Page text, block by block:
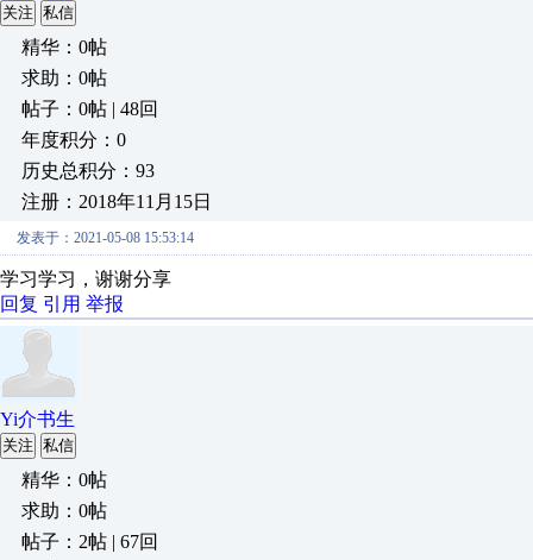
关注 私信
精华：0帖
求助：0帖
帖子：0帖 | 48回
年度积分：0
历史总积分：93
注册：2018年11月15日
发表于：2021-05-08 15:53:14
学习学习，谢谢分享
回复 引用 举报
Yi介书生
关注 私信
精华：0帖
求助：0帖
帖子：2帖 | 67回